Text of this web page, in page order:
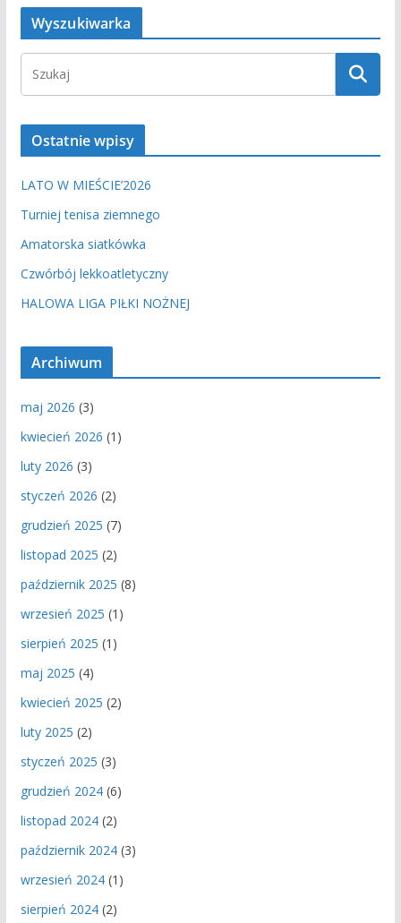
Wyszukiwarka
Ostatnie wpisy
LATO W MIEŚCIE’2026
Turniej tenisa ziemnego
Amatorska siatkówka
Czwórbój lekkoatletyczny
HALOWA LIGA PIŁKI NOŻNEJ
Archiwum
maj 2026 (3)
kwiecień 2026 (1)
luty 2026 (3)
styczeń 2026 (2)
grudzień 2025 (7)
listopad 2025 (2)
październik 2025 (8)
wrzesień 2025 (1)
sierpień 2025 (1)
maj 2025 (4)
kwiecień 2025 (2)
luty 2025 (2)
styczeń 2025 (3)
grudzień 2024(6)
listopad 2024(2)
październik 2024(3)
wrzesień 2024(1)
sierpień 2024(2)